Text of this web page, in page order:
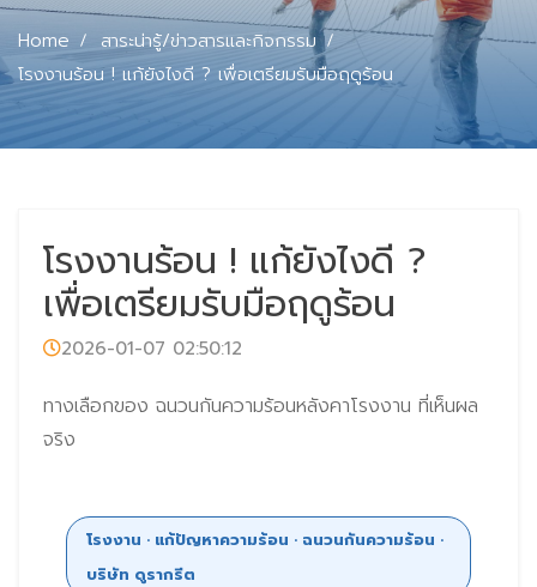
Home
สาระน่ารู้/ข่าวสารและกิจกรรม
โรงงานร้อน ! แก้ยังไงดี ? เพื่อเตรียมรับมือฤดูร้อน
โรงงานร้อน ! แก้ยังไงดี ?
เพื่อเตรียมรับมือฤดูร้อน
2026-01-07 02:50:12
ทางเลือกของ ฉนวนกันความร้อนหลังคาโรงงาน ที่เห็นผล
จริง
โรงงาน · แก้ปัญหาความร้อน · ฉนวนกันความร้อน ·
บริษัท ดูรากรีต